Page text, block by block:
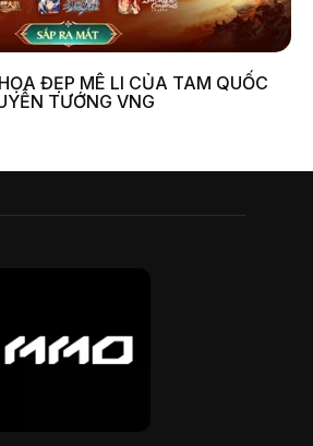
ĐẸP MÊ LI CỦA TAM QUỐC
TƯỚNG VNG